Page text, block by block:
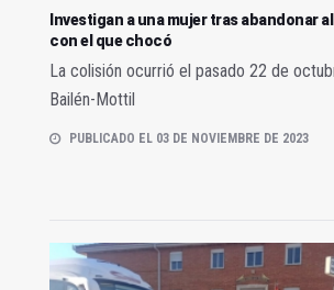
Investigan a una mujer tras abandonar
con el que chocó
La colisión ocurrió el pasado 22 de
Bailén-Mottil
PUBLICADO EL 03 DE NOVIEMBRE DE 2023